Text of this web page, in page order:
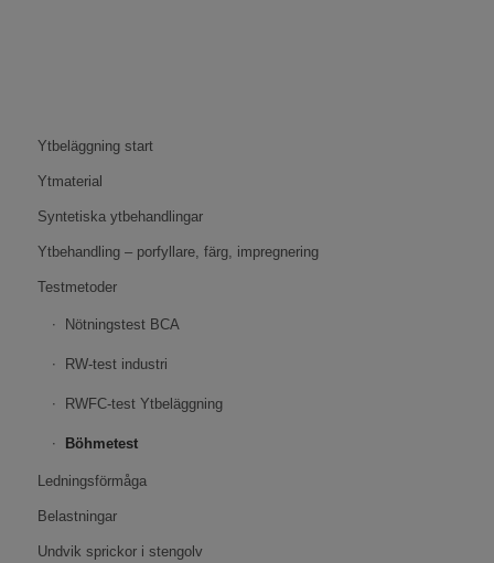
Ytbeläggning start
Ytmaterial
Syntetiska ytbehandlingar
Ytbehandling – porfyllare, färg, impregnering
Testmetoder
Nötningstest BCA
RW-test industri
RWFC-test Ytbeläggning
Böhmetest
Ledningsförmåga
Belastningar
Undvik sprickor i stengolv